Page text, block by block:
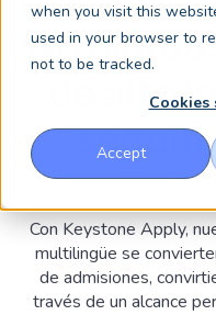
when you visit this
used in your browser to
not to be tracked.
Cookies
Accept
No
de alto
Con Keystone Apply,
multilingüe se
de admisiones,
través de un alcance